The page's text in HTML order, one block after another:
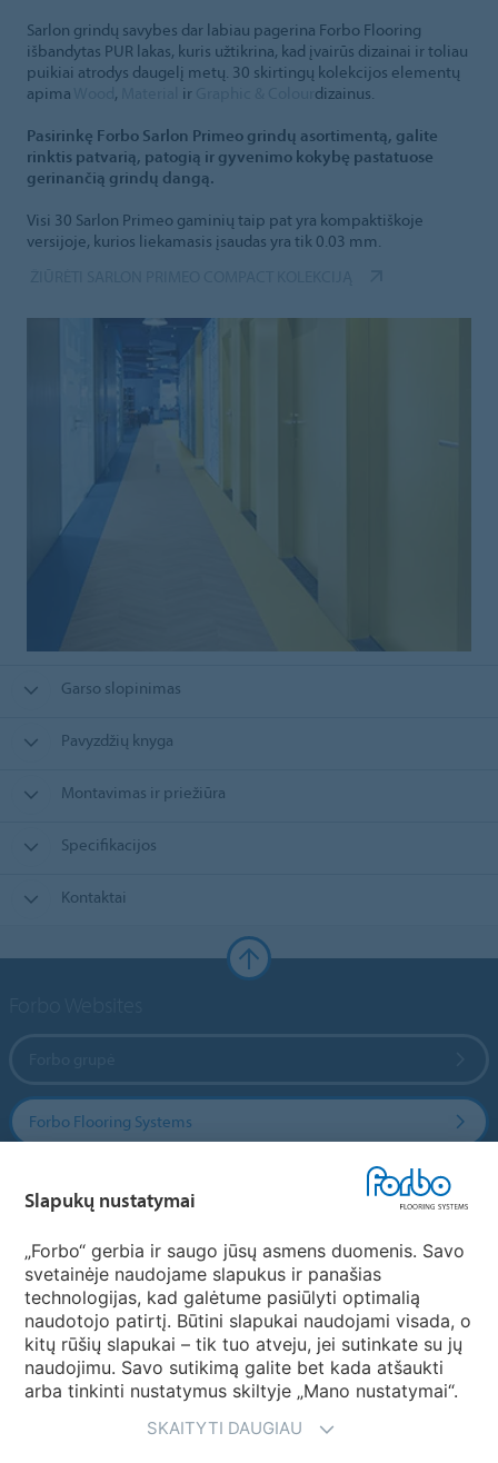
Sarlon grindų savybes dar labiau pagerina Forbo Flooring
išbandytas PUR lakas, kuris užtikrina, kad įvairūs dizainai ir toliau
puikiai atrodys daugelį metų. 30 skirtingų kolekcijos elementų
apima
, ir
dizainus.
Pasirinkę Forbo Sarlon Primeo grindų asortimentą, galite
rinktis patvarią, patogią ir gyvenimo kokybę pastatuose
gerinančią grindų dangą.
Visi 30 Sarlon Primeo gaminių taip pat yra kompaktiškoje
versijoje, kurios liekamasis įsaudas yra tik 0.03 mm.
Garso slopinimas
Pavyzdžių knyga
Montavimas ir priežiūra
Specifikacijos
Kontaktai
Forbo Flooring Systems
Pasirinkti šalį
Pasirinkite savo šalį
Slapukų nustatymai
„Forbo“ gerbia ir saugo jūsų asmens duomenis. Savo
svetainėje naudojame slapukus ir panašias
technologijas, kad galėtume pasiūlyti optimalią
naudotojo patirtį. Būtini slapukai naudojami visada, o
kitų rūšių slapukai – tik tuo atveju, jei sutinkate su jų
naudojimu. Savo sutikimą galite bet kada atšaukti
arba tinkinti nustatymus skiltyje „Mano nustatymai“.
SKAITYTI DAUGIAU